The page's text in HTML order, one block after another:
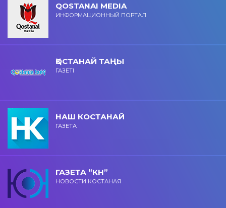
QOSTANAI MEDIA
ИНФОРМАЦИОННЫЙ ПОРТАЛ
ҚОСТАНАЙ ТАҢЫ
ГАЗЕТІ
НАШ КОСТАНАЙ
ГАЗЕТА
ГАЗЕТА “КН”
НОВОСТИ КОСТАНАЯ